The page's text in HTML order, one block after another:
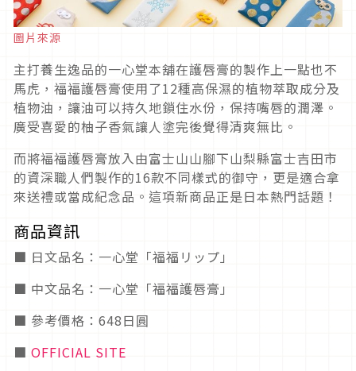
圖片來源
主打養生逸品的一心堂本舖在護唇膏的製作上一點也不
馬虎，福福護唇膏使用了12種高保濕的植物萃取成分及
植物油，讓油可以持久地鎖住水份，保持嘴唇的潤澤。
廣受喜愛的柚子香氣讓人塗完後覺得清爽無比。
而將福福護唇膏放入由富士山山腳下山梨縣富士吉田市
的資深職人們製作的16款不同樣式的御守，更是適合拿
來送禮或當成紀念品。這項新商品正是日本熱門話題！
商品資訊
■ 日文品名：一心堂「福福リップ」
■ 中文品名：一心堂「福福護唇膏」
■ 參考價格：648日圓
■ OFFICIAL SITE